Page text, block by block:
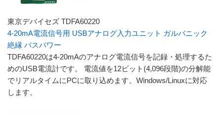
東京デバイセズ TDFA60220
4-20mA電流信号用 USBアナログ入力ユニット ガルバニック
絶縁 バスパワー
TDFA60220は4-20mAのアナログ電流信号を記録・処理するた
めのUSB電流計です。 電流値を12ビット(4,096段階)の分解能
でリアルタイムにPCに取り込めます。Windows/Linuxに対応
します。